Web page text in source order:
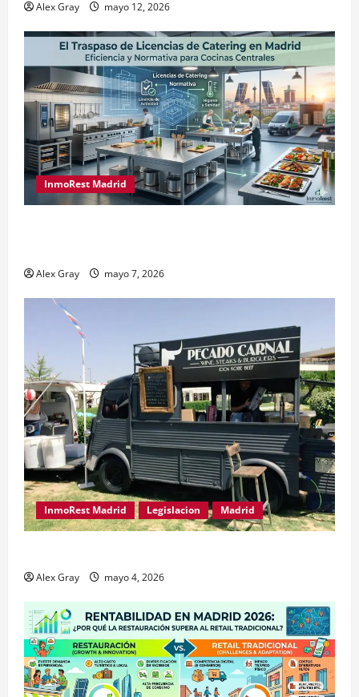
Alex Gray mayo 12, 2026
InmoRest Madrid
Alex Gray mayo 7, 2026
InmoRest Madrid Legislacion Madrid
Alex Gray mayo 4, 2026